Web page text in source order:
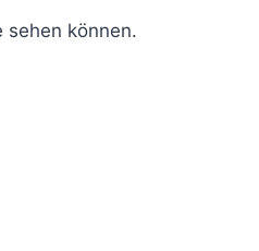
sehen können.